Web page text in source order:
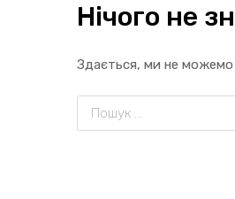
Нічого не
Здається, ми не